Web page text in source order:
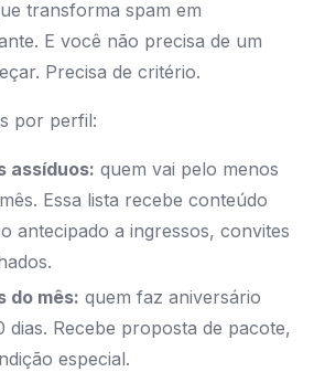
transforma spam em
E você não precisa de um
Precisa de critério.
por perfil:
assíduos: quem vai pelo menos
Essa lista recebe conteúdo
antecipado a ingressos, convites
do mês: quem faz aniversário
dias. Recebe proposta de pacote,
especial.